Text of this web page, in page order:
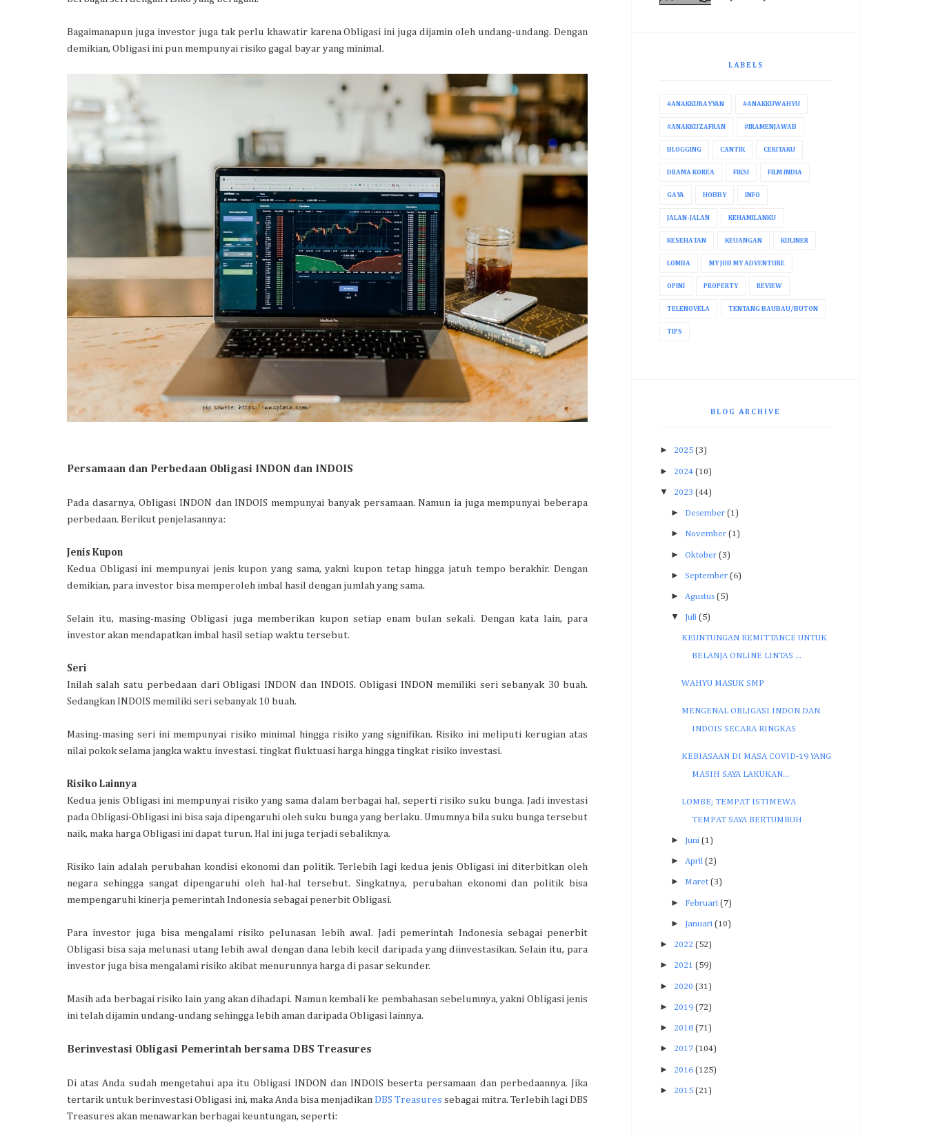
Bagaimanapun juga investor juga tak perlu khawatir karena Obligasi ini juga dijamin oleh undang-undang. Dengan
demikian, Obligasi ini pun mempunyai risiko gagal bayar yang minimal.
Persamaan dan Perbedaan Obligasi INDON dan INDOIS
Pada dasarnya, Obligasi INDON dan INDOIS mempunyai banyak persamaan. Namun ia juga mempunyai beberapa
perbedaan. Berikut penjelasannya:
Jenis Kupon
Kedua Obligasi ini mempunyai jenis kupon yang sama, yakni kupon tetap hingga jatuh tempo berakhir. Dengan
demikian, para investor bisa memperoleh imbal hasil dengan jumlah yang sama.
Selain itu, masing-masing Obligasi juga memberikan kupon setiap enam bulan sekali. Dengan kata lain, para
investor akan mendapatkan imbal hasil setiap waktu tersebut.
Seri
Inilah salah satu perbedaan dari Obligasi INDON dan INDOIS. Obligasi INDON memiliki seri sebanyak 30 buah.
Sedangkan INDOIS memiliki seri sebanyak 10 buah.
Masing-masing seri ini mempunyai risiko minimal hingga risiko yang signifikan. Risiko ini meliputi kerugian atas
nilai pokok selama jangka waktu investasi. tingkat fluktuasi harga hingga tingkat risiko investasi.
Risiko Lainnya
Kedua jenis Obligasi ini mempunyai risiko yang sama dalam berbagai hal, seperti risiko suku bunga. Jadi investasi
pada Obligasi-Obligasi ini bisa saja dipengaruhi oleh suku bunga yang berlaku. Umumnya bila suku bunga tersebut
naik, maka harga Obligasi ini dapat turun. Hal ini juga terjadi sebaliknya.
Risiko lain adalah perubahan kondisi ekonomi dan politik. Terlebih lagi kedua jenis Obligasi ini diterbitkan oleh
negara sehingga sangat dipengaruhi oleh hal-hal tersebut. Singkatnya, perubahan ekonomi dan politik bisa
mempengaruhi kinerja pemerintah Indonesia sebagai penerbit Obligasi.
Para investor juga bisa mengalami risiko pelunasan lebih awal. Jadi pemerintah Indonesia sebagai penerbit
Obligasi bisa saja melunasi utang lebih awal dengan dana lebih kecil daripada yang diinvestasikan. Selain itu, para
investor juga bisa mengalami risiko akibat menurunnya harga di pasar sekunder.
Masih ada berbagai risiko lain yang akan dihadapi. Namun kembali ke pembahasan sebelumnya, yakni Obligasi jenis
ini telah dijamin undang-undang sehingga lebih aman daripada Obligasi lainnya.
Berinvestasi Obligasi Pemerintah bersama DBS Treasures
Di atas Anda sudah mengetahui apa itu Obligasi INDON dan INDOIS beserta persamaan dan perbedaannya. Jika
tertarik untuk berinvestasi Obligasi ini, maka Anda bisa menjadikan DBS Treasures sebagai mitra. Terlebih lagi DBS
Treasures akan menawarkan berbagai keuntungan, seperti:
LABELS
#ANAKKURAYYAN #ANAKKUWAHYU
#ANAKKUZAFRAN #IRAMENJAWAB
BLOGGING CANTIK CERITAKU
DRAMA KOREA FIKSI FILM INDIA
GAYA HOBBY INFO
JALAN-JALAN KEHAMILANKU
KESEHATAN KEUANGAN KULINER
LOMBA MY JOB MY ADVENTURE
OPINI PROPERTY REVIEW
TELENOVELA TENTANG BAUBAU/BUTON
TIPS
BLOG ARCHIVE
► 2025 (3)
► 2024 (10)
▼ 2023 (44)
► Desember (1)
► November (1)
► Oktober (3)
► September (6)
► Agustus (5)
▼ Juli (5)
KEUNTUNGAN REMITTANCE UNTUK
BELANJA ONLINE LINTAS ...
WAHYU MASUK SMP
MENGENAL OBLIGASI INDON DAN
INDOIS SECARA RINGKAS
KEBIASAAN DI MASA COVID-19 YANG
MASIH SAYA LAKUKAN...
LOMBE; TEMPAT ISTIMEWA
TEMPAT SAYA BERTUMBUH
► Juni (1)
► April (2)
► Maret (3)
► Februari (7)
► Januari (10)
► 2022 (52)
► 2021 (59)
► 2020 (31)
► 2019 (72)
► 2018 (71)
► 2017 (104)
► 2016 (125)
► 2015 (21)